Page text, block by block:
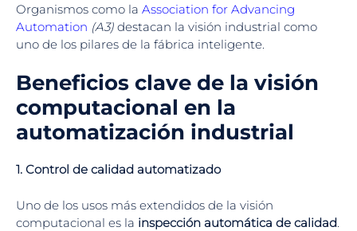
Organismos como la Association for Advancing
Automation (A3) destacan la visión industrial como
uno de los pilares de la fábrica inteligente.
Beneficios clave de la visión
computacional en la
automatización industrial
1. Control de calidad automatizado
Uno de los usos más extendidos de la visión
computacional es la inspección automática de calidad.